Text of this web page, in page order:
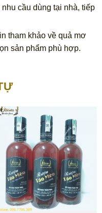
cầu dùng tại nhà, tiếp
tham khảo về quả mơ
sản phẩm phù hợp.